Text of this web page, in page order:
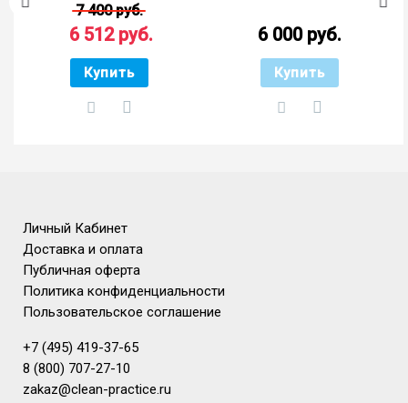
7 400 руб.
6 512 руб.
Купить
6 000 руб.
Купить
Личный Кабинет
Доставка и оплата
Публичная оферта
Политика конфиденциальности
Пользовательское соглашение
+7 (495) 419-37-65
8 (800) 707-27-10
zakaz@clean-practice.ru